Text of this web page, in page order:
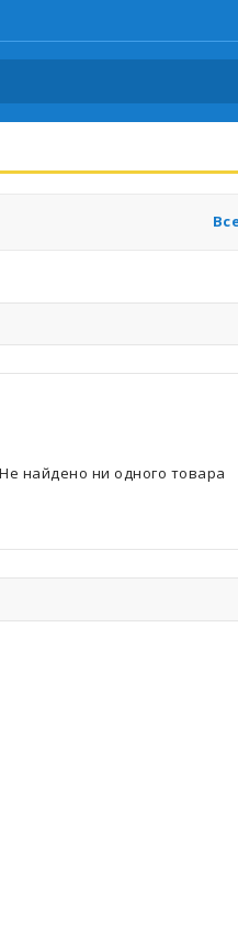
Не найдено ни одного товара